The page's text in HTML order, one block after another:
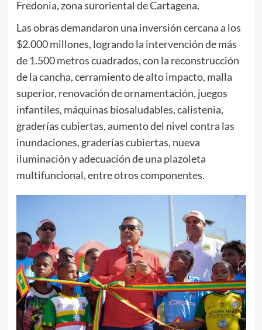
Fredonia, zona suroriental de Cartagena.
Las obras demandaron una inversión cercana a los
$2.000 millones, logrando la intervención de más
de 1.500 metros cuadrados, con la reconstrucción
de la cancha, cerramiento de alto impacto, malla
superior, renovación de ornamentación, juegos
infantiles, máquinas biosaludables, calistenia,
graderías cubiertas, aumento del nivel contra las
inundaciones, graderías cubiertas, nueva
iluminación y adecuación de una plazoleta
multifuncional, entre otros componentes.